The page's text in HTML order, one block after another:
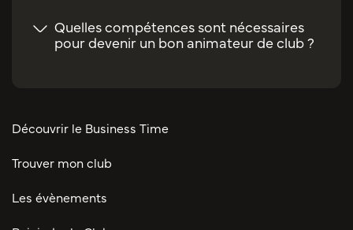
Quelles compétences sont nécessaires
pour devenir un bon animateur de club ?
Découvrir le Business Time
Trouver mon club
Les évènements